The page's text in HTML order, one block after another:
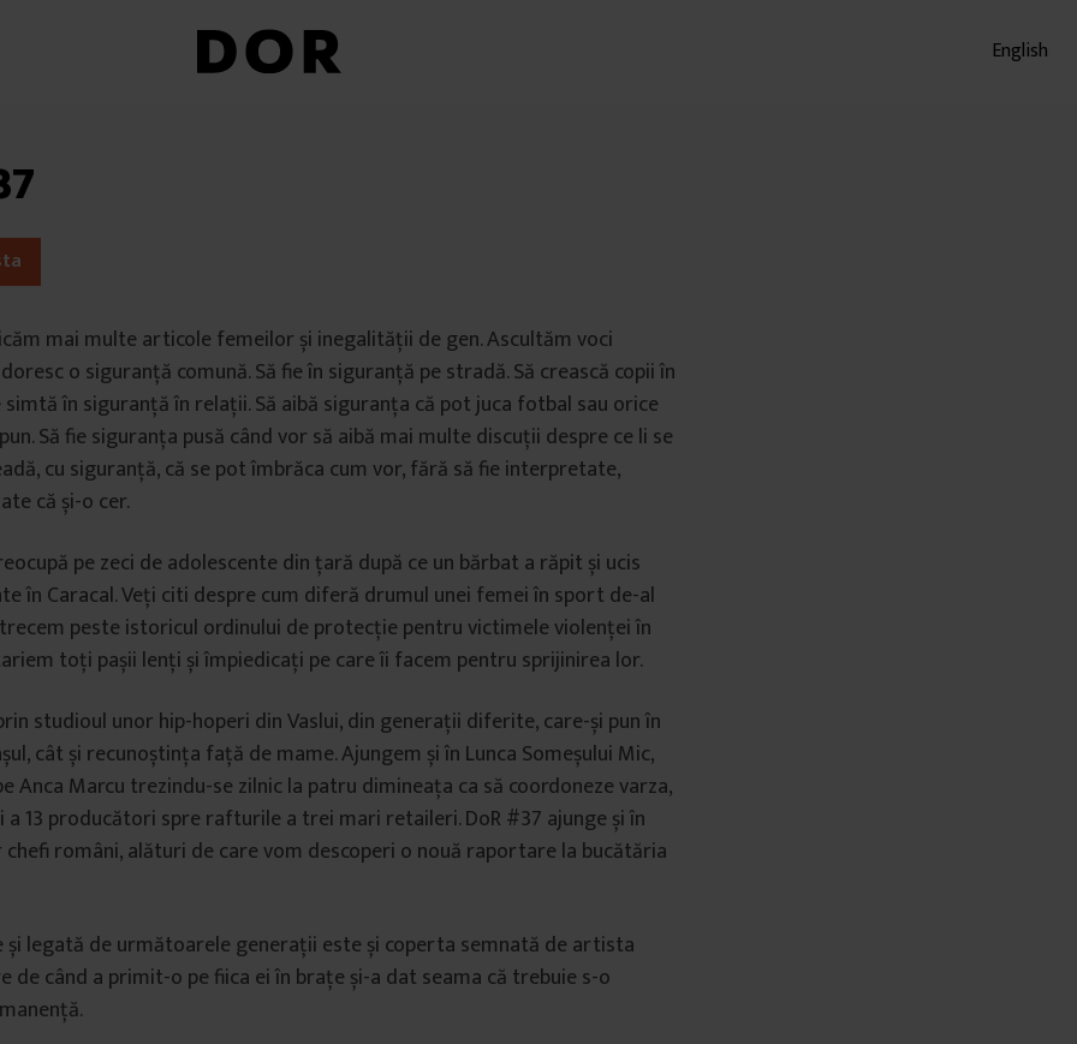
English
mai multe articole femeilor și inegalității de gen. Ascultăm voci
o siguranță comună. Să fie în siguranță pe stradă. Să crească copii în
simtă în siguranță în relații. Să aibă siguranța că pot juca fotbal sau orice
Să fie siguranța pusă când vor să aibă mai multe discuții despre ce li se
cu siguranță, că se pot îmbrăca cum vor, fără să fie interpretate,
că și-o cer.
pe zeci de adolescente din țară după ce un bărbat a răpit și ucis
în Caracal. Veți citi despre cum diferă drumul unei femei în sport de-al
peste istoricul ordinului de protecție pentru victimele violenței în
toți pașii lenți și împiedicați pe care îi facem pentru sprijinirea lor.
studioul unor hip-hoperi din Vaslui, din generații diferite, care-și pun în
cât și recunoștința față de mame. Ajungem și în Lunca Someșului Mic,
Anca Marcu trezindu-se zilnic la patru dimineața ca să coordoneze varza,
a 13 producători spre rafturile a trei mari retaileri. DoR #37 ajunge și în
români, alături de care vom descoperi o nouă raportare la bucătăria
și legată de următoarele generații este și coperta semnată de artista
de când a primit-o pe fiica ei în brațe și-a dat seama că trebuie s-o